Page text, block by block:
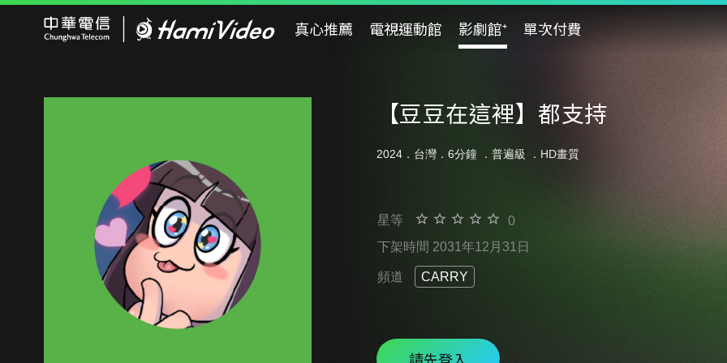
真心推薦 電視運動館 影劇館⁺ 單次付費
【豆豆在這裡】都支持
2024．台灣．6分鐘 ． 普遍級 ．HD畫質
星等
0
下架時間 2031年12月31日
頻道 CARRY